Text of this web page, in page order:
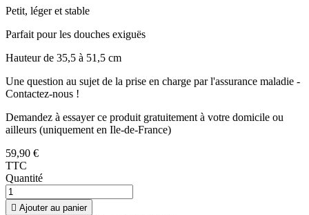
Petit, léger et stable
Parfait pour les douches exiguës
Hauteur de 35,5 à 51,5 cm
Une question au sujet de la prise en charge par l'assurance maladie -
Contactez-nous !
Demandez à essayer ce produit gratuitement à votre domicile ou
ailleurs (uniquement en Ile-de-France)
59,90 €
TTC
Quantité
 Ajouter au panier